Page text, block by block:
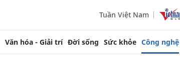
Tuần Việt Nam
Văn hóa - Giải trí Đời sống Sức khỏe Công nghệ